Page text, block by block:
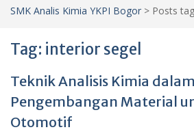
SMK Analis Kimia YKPI Bogor > Posts
Tag: interior segel
Teknik Analisis Kimia dalam
Pengembangan Material
Otomotif